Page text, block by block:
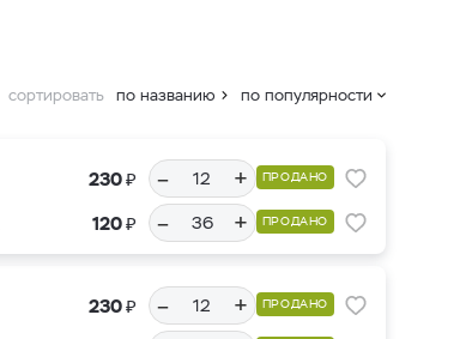
сортировать по названию по популярности
230₽ – + ПРОДАНО
120₽ – + ПРОДАНО
230₽ – + ПРОДАНО